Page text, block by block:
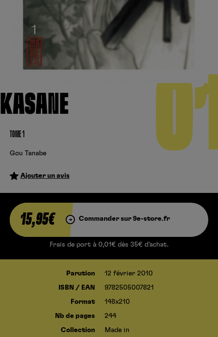
KASANE
TOME 1
Gou Tanabe
Ajouter un avis
15,95€ Commander sur 9e-store.fr
Frais de port à 0,01€ dès 35€ d’achat.
Parution 12 février 2010
ISBN / EAN 9782505007821
Format 148x210
Nb de pages 244
Collection Made in
Se connecter S’inscrire
Hunter x Hunter
Fire Force
Black Butler